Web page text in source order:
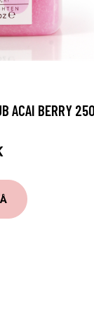
ACAI BERRY 250